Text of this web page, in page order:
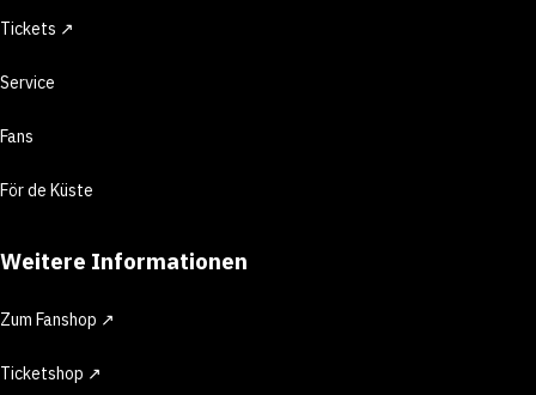
Tickets ↗
Service
Fans
För de Küste
Weitere Informationen
Zum Fanshop ↗
Ticketshop ↗